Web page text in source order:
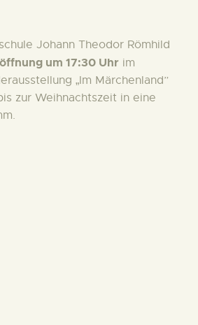
Johann Theodor Römhild
um 17:30 Uhr im
„Im Märchenland”
zur Weihnachtszeit in eine